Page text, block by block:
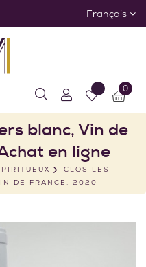
Français
0
blanc, Vin de
en ligne
CLOS LES
DE FRANCE, 2020